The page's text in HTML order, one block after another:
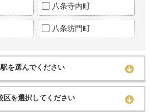
八条寺内町
八条坊門町
を選んでください
区を選択してください